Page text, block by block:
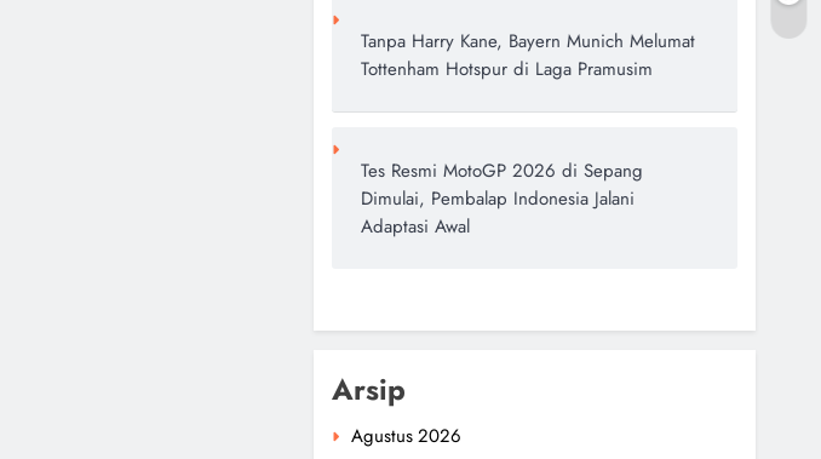
Tanpa Harry Kane, Bayern Munich Melumat
Tottenham Hotspur di Laga Pramusim
Tes Resmi MotoGP 2026 di Sepang
Dimulai, Pembalap Indonesia Jalani
Adaptasi Awal
Arsip
Agustus 2026